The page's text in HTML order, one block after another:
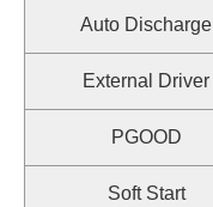
Auto Discharge
External Driver
PGOOD
Soft Start